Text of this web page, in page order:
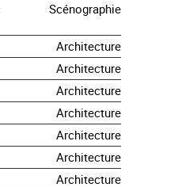
Scénographie
Architecture
Architecture
Architecture
Architecture
Architecture
Architecture
Architecture